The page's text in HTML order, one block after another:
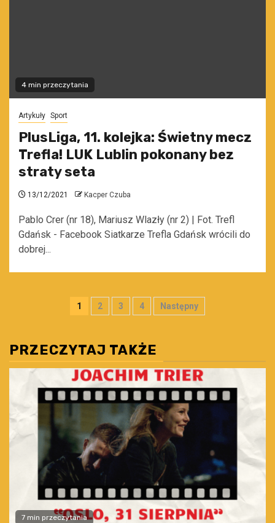
4 min przeczytania
Artykuły Sport
PlusLiga, 11. kolejka: Świetny mecz
Trefla! LUK Lublin pokonany bez
straty seta
13/12/2021 Kacper Czuba
Pablo Crer (nr 18), Mariusz Wlazły (nr 2) | Fot. Trefl
Gdańsk - Facebook Siatkarze Trefla Gdańsk wrócili do
dobrej...
Stronicowanie
1 2 3 4 Następny
PRZECZYTAJ TAKŻE
7 min przeczytania